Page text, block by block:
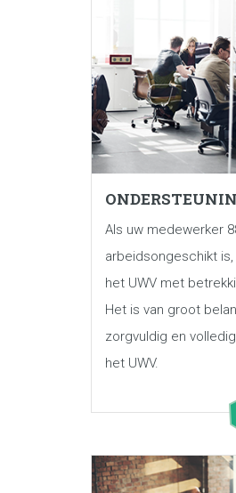
Als uw medewerker
arbeidsongeschikt
het UWV met
Het is van groot
zorgvuldig en
het UWV.